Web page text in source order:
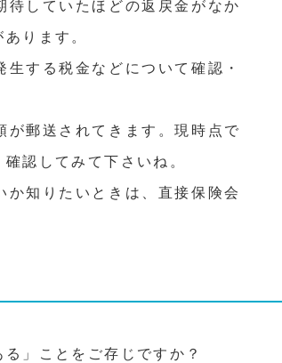
待していたほどの返戻金がなか
ります。
する税金などについて確認・
が郵送されてきます。現時点で
認してみて下さいね。
か知りたいときは、直接保険会
」ことをご存じですか？